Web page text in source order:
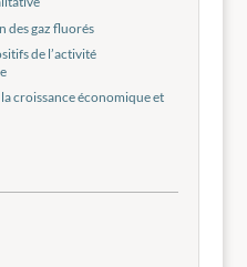
des gaz fluorés
de l’activité
croissance économique et